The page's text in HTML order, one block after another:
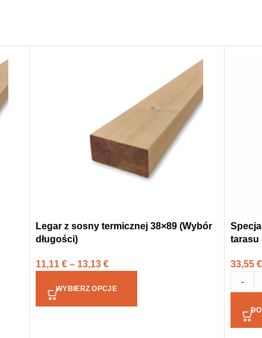
Legar z sosny termicznej 38×89 (Wybór
długości)
11,11 € – 13,13 €
WYBIERZ OPCJE
tarasu
33,55 €
-